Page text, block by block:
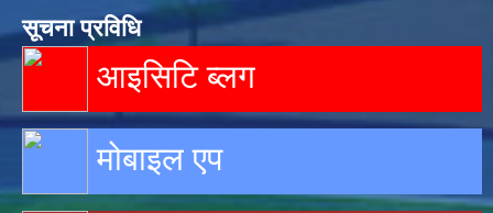
सूचना प्रविधि
आइसिटि ब्लग
मोबाइल एप